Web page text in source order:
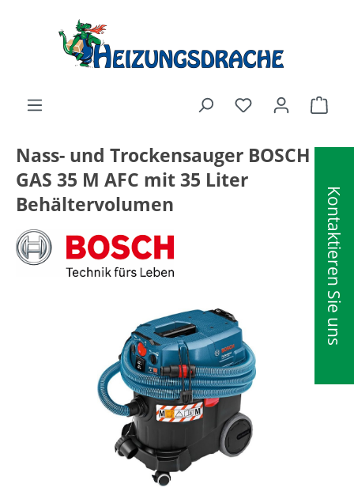
Kontaktieren Sie uns
Nass- und Trockensauger BOSCH
GAS 35 M AFC mit 35 Liter
Behältervolumen
Bildergalerie überspringen